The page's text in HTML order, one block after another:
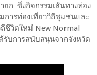
ก ซึ่งกิจกรรมเส้นทางท่อง
การท่องเที่ยววิถีชุมชนและ
ชีวิตใหม่ New Normal
บการสนับสนุนจากจังหวัด